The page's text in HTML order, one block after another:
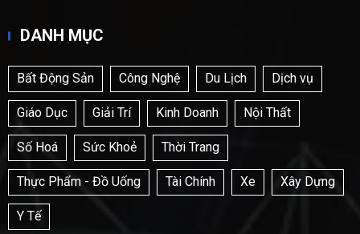
DANH MỤC
Bất Động Sản Công Nghệ Du Lịch Dịch vụ
Giáo Dục Giải Trí Kinh Doanh Nội Thất
Số Hoá Sức Khoẻ Thời Trang
Thực Phẩm - Đồ Uống Tài Chính Xe Xây Dựng
Y Tế